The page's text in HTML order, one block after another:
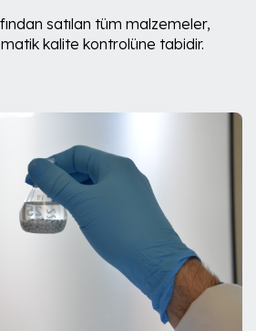
satılan tüm malzemeler,
kalite kontrolüne tabidir.